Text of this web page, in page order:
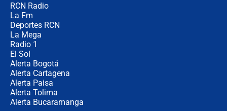
RCN Radio
La Fm
Deportes RCN
La Mega
Radio 1
El Sol
Alerta Bogotá
Alerta Cartagena
Alerta Paisa
Alerta Tolima
Alerta Bucaramanga